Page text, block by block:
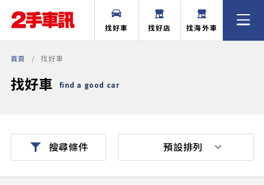
找好車 找好店 找海外車
首頁 找好車
找好車 find a good car
搜尋條件 預設排列